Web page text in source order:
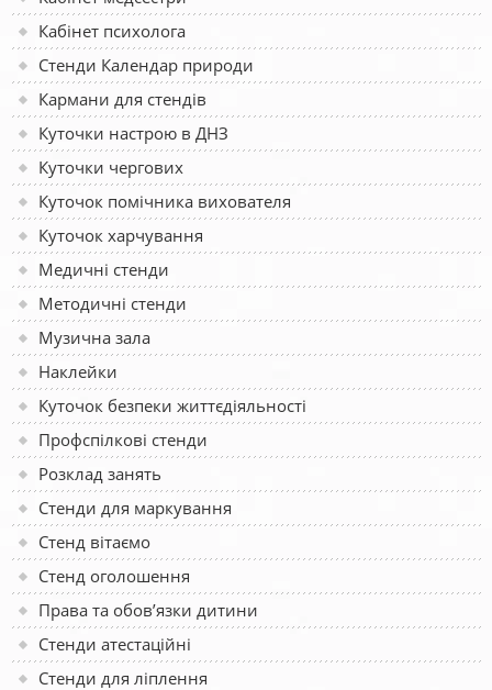
Кабінет психолога
Стенди Календар природи
Кармани для стендів
Куточки настрою в ДНЗ
Куточки чергових
Куточок помічника вихователя
Куточок харчування
Медичні стенди
Методичні стенди
Музична зала
Наклейки
Куточок безпеки життєдіяльності
Профспілкові стенди
Розклад занять
Стенди для маркування
Стенд вітаємо
Стенд оголошення
Права та обов’язки дитини
Стенди атестаційні
Стенди для ліплення